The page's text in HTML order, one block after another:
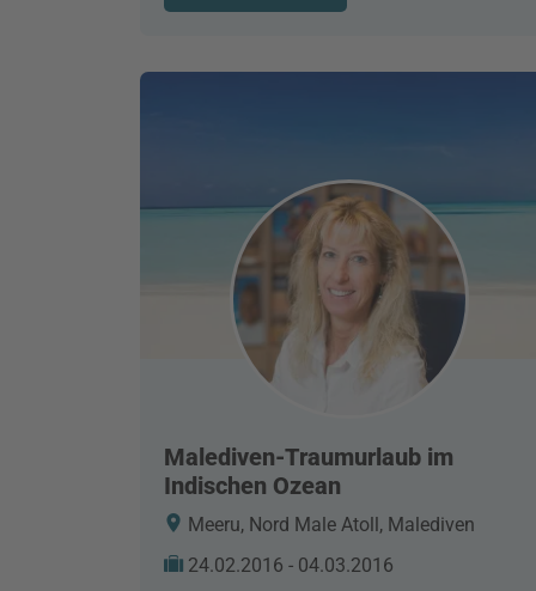
Malediven-Traumurlaub im
Indischen Ozean
Meeru, Nord Male Atoll, Malediven
24.02.2016 - 04.03.2016